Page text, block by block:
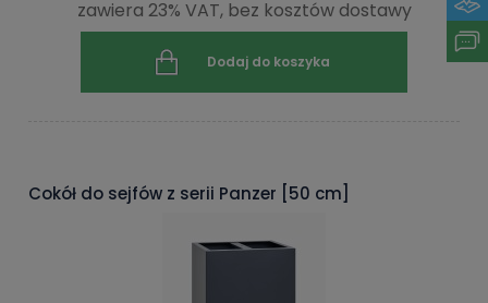
zawiera 23% VAT, bez kosztów dostawy
Dodaj do koszyka
Cokół do sejfów z serii Panzer [50 cm]